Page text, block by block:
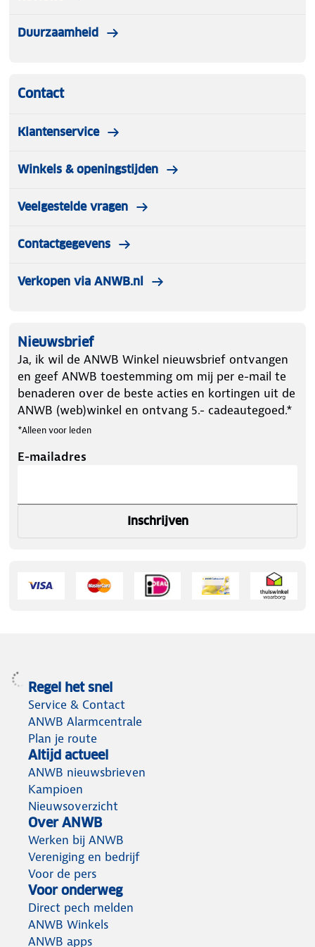
Duurzaamheid
Contact
Klantenservice
Winkels & openingstijden
Veelgestelde vragen
Contactgegevens
Verkopen via ANWB.nl
Nieuwsbrief
Ja, ik wil de ANWB Winkel nieuwsbrief ontvangen
en geef ANWB toestemming om mij per e-mail te
benaderen over de beste acties en kortingen uit de
ANWB (web)winkel en ontvang 5.- cadeautegoed.*
*Alleen voor leden
E-mailadres
Inschrijven
Regel het snel
Service & Contact
ANWB Alarmcentrale
Plan je route
Altijd actueel
ANWB nieuwsbrieven
Kampioen
Nieuwsoverzicht
Over ANWB
Werken bij ANWB
Vereniging en bedrijf
Voor de pers
Voor onderweg
Direct pech melden
ANWB Winkels
ANWB apps